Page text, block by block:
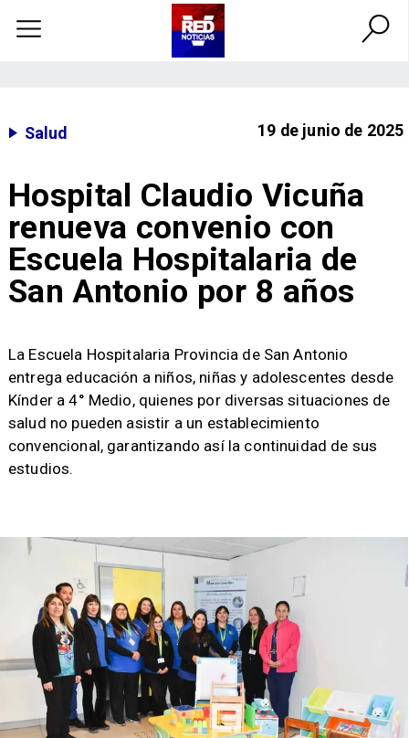
Salud 19 de junio de 2025
Hospital Claudio Vicuña
renueva convenio con
Escuela Hospitalaria de
San Antonio por 8 años
​La Escuela Hospitalaria Provincia de San Antonio
entrega educación a niños, niñas y adolescentes desde
Kínder a 4° Medio, quienes por diversas situaciones de
salud no pueden asistir a un establecimiento
convencional, garantizando así la continuidad de sus
estudios.